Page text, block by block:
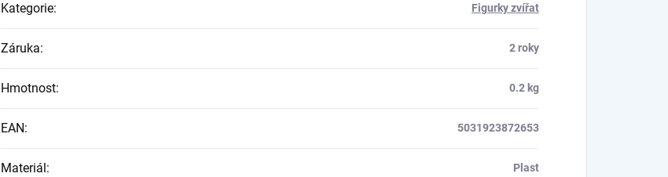
Kategorie: Figurky zvířat
Záruka: 2 roky
Hmotnost: 0.2 kg
EAN: 5031923872653
Materiál: Plast